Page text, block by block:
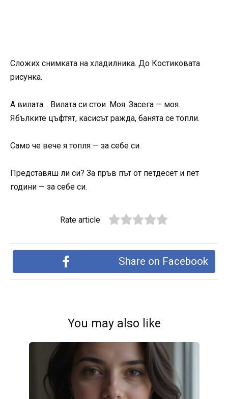
Сложих снимката на хладилника. До Костиковата
рисунка.
А вилата… Вилата си стои. Моя. Засега — моя.
Ябълките цъфтят, касисът ражда, банята се топли.
Само че вече я топля — за себе си.
Представяш ли си? За пръв път от петдесет и пет
години — за себе си.
Rate article
Share on Facebook
You may also like